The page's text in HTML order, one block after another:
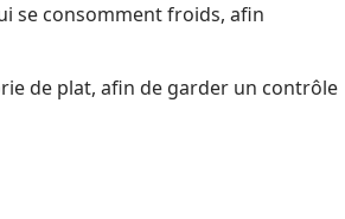
se consomment froids, afin
de plat, afin de garder un contrôle